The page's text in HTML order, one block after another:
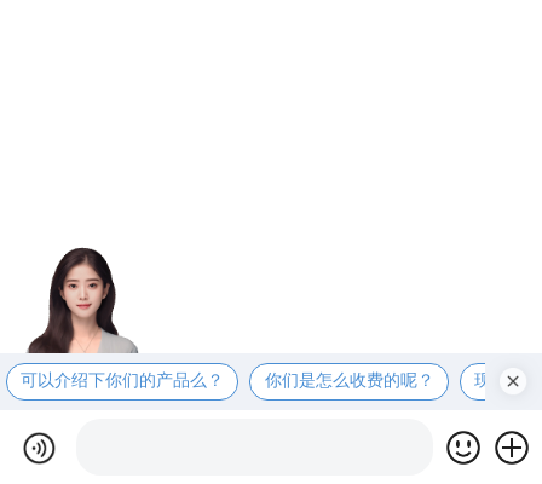
可以介绍下你们的产品么？ 你们是怎么收费的呢？ 现在有